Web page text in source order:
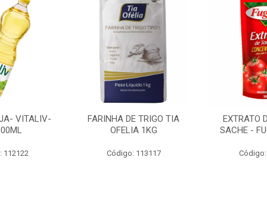
VITALIV-
112122
FARINHA DE TRIGO TIA
OFELIA 1KG
Código: 113117
EXTRATO
SACHE -